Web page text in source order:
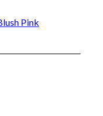
Pink